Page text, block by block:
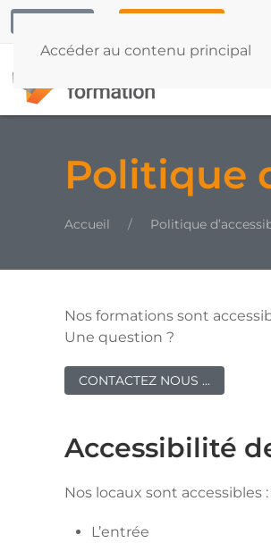
Accéder au contenu principal
Politique
Accueil Politique
Nos formations sont
Une question ?
CONTACTEZ NOUS ...
Accessibilité
Nos locaux sont accessibles :
L’entrée